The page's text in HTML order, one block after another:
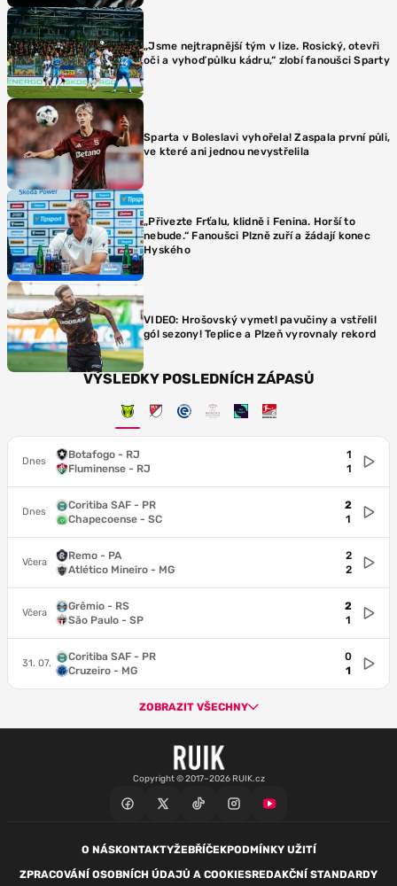
„Jsme nejtrapnější tým v lize. Rosický, otevři
oči a vyhoď půlku kádru,“ zlobí fanoušci Sparty
Sparta v Boleslavi vyhořela! Zaspala první půli,
ve které ani jednou nevystřelila
„Přivezte Frťalu, klidně i Fenina. Horší to
nebude.“ Fanoušci Plzně zuří a žádají konec
Hyského
VIDEO: Hrošovský vymetl pavučiny a vstřelil
gól sezony! Teplice a Plzeň vyrovnaly rekord
VÝSLEDKY POSLEDNÍCH ZÁPASŮ
Dnes
Botafogo - RJ
Fluminense - RJ
1
1
Dnes
Coritiba SAF - PR
Chapecoense - SC
2
1
Včera
Remo - PA
Atlético Mineiro - MG
2
2
Včera
Grêmio - RS
São Paulo - SP
2
1
31. 07.
Coritiba SAF - PR
Cruzeiro - MG
0
1
ZOBRAZIT VŠECHNY
Copyright © 2017–2026 RUIK.cz
O NÁSKONTAKTYŽEBŘÍČEKPODMÍNKY UŽITÍ
ZPRACOVÁNÍ OSOBNÍCH ÚDAJŮ A COOKIESREDAKČNÍ STANDARDY